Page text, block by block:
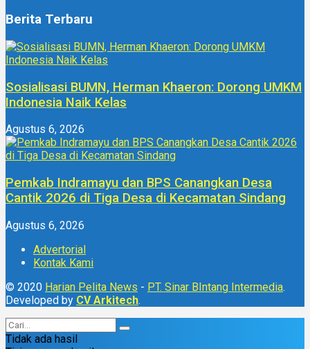
Berita Terbaru
Sosialisasi BUMN, Herman Khaeron: Dorong UMKM
Indonesia Naik Kelas
Agustus 6, 2026
Pemkab Indramayu dan BPS Canangkan Desa
Cantik 2026 di Tiga Desa di Kecamatan Sindang
Agustus 6, 2026
Advertorial
Kontak Kami
© 2020 Harian Pelita News - PT. Sinar BIntang Intermedia.
Developed by CV Arkitech.
Tidak ada hasil